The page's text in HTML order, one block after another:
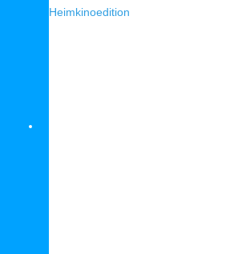
Heimkinoedition